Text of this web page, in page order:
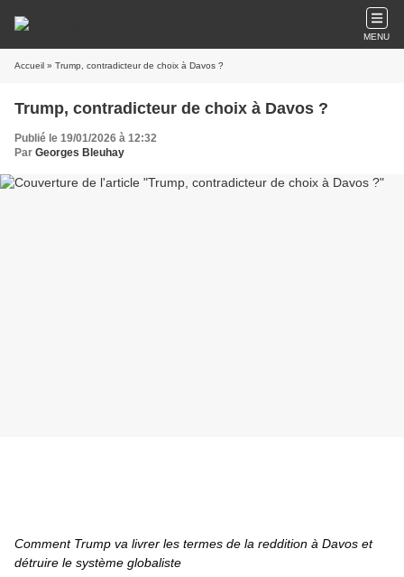
MENU
Accueil » Trump, contradicteur de choix à Davos ?
Trump, contradicteur de choix à Davos ?
Publié le 19/01/2026 à 12:32
Par Georges Bleuhay
Comment Trump va livrer les termes de la reddition à Davos et
détruire le système globaliste